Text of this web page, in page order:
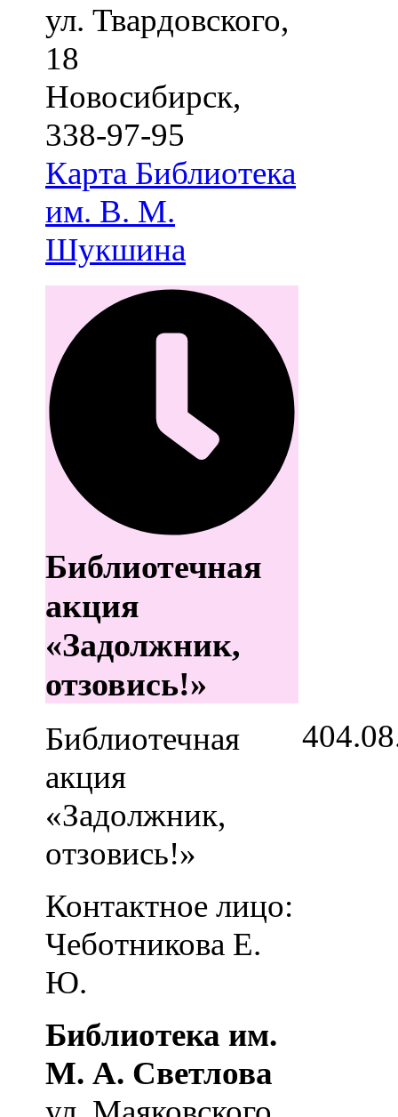
ул. Твардовского,
18
Новосибирск,
338-97-95
Карта Библиотека
им. В. М.
Шукшина
Библиотечная
акция
«Задолжник,
отзовись!»
Библиотечная
акция
«Задолжник,
отзовись!»
Контактное лицо:
Чеботникова Е.
Ю.
Библиотека им.
М. А. Светлова
4